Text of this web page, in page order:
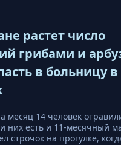
растет число
грибами и
в больницу в
месяц 14 человек
них есть и 11-месячный
строчок на прогулке,